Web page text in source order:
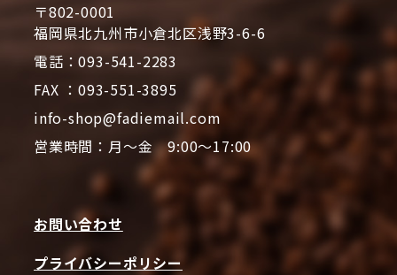
〒802-0001
福岡県北九州市小倉北区浅野3-6-6
電話：093-541-2283
FAX ：093-551-3895
info-shop@fadiemail.com
営業時間：月～金 9:00～17:00
お問い合わせ
プライバシーポリシー